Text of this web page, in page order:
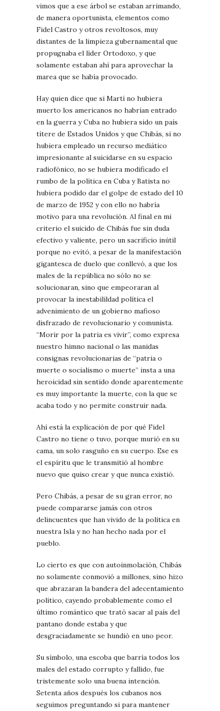
vimos que a ese árbol se estaban arrimando,
de manera oportunista, elementos como
Fidel Castro y otros revoltosos, muy
distantes de la limpieza gubernamental que
propugnaba el líder Ortodoxo, y que
solamente estaban ahí para aprovechar la
marea que se había provocado.
Hay quien dice que si Martí no hubiera
muerto los americanos no habrían entrado
en la guerra y Cuba no hubiera sido un país
títere de Estados Unidos y que Chibás, si no
hubiera empleado un recurso mediático
impresionante al suicidarse en su espacio
radiofónico, no se hubiera modificado el
rumbo de la política en Cuba y Batista no
hubiera podido dar el golpe de estado del 10
de marzo de 1952 y con ello no habría
motivo para una revolución. Al final en mi
criterio el suicido de Chibás fue sin duda
efectivo y valiente, pero un sacrificio inútil
porque no evitó, a pesar de la manifestación
gigantesca de duelo que conllevó, a que los
males de la república no sólo no se
solucionaran, sino que empeoraran al
provocar la inestabilildad política el
advenimiento de un gobierno mafioso
disfrazado de revolucionario y comunista.
“Morir por la patria es vivir”, como expresa
nuestro himno nacional o las manidas
consignas revolucionarias de “patria o
muerte o socialismo o muerte” insta a una
heroicidad sin sentido donde aparentemente
es muy importante la muerte, con la que se
acaba todo y no permite construir nada.
Ahí está la explicación de por qué Fidel
Castro no tiene o tuvo, porque murió en su
cama, un solo rasguño en su cuerpo. Ese es
el espíritu que le transmitió al hombre
nuevo que quiso crear y que nunca existió.
Pero Chibás, a pesar de su gran error, no
puede compararse jamás con otros
delincuentes que han vivido de la política en
nuestra Isla y no han hecho nada por el
pueblo.
Lo cierto es que con autoinmolación, Chibás
no solamente conmovió a millones, sino hizo
que abrazaran la bandera del adecentamiento
político, cayendo probablemente como el
último romántico que trató sacar al país del
pantano donde estaba y que
desgraciadamente se hundió en uno peor.
Su símbolo, una escoba que barría todos los
males del estado corrupto y fallido, fue
tristemente solo una buena intención.
Setenta años después los cubanos nos
seguimos preguntando si para mantener